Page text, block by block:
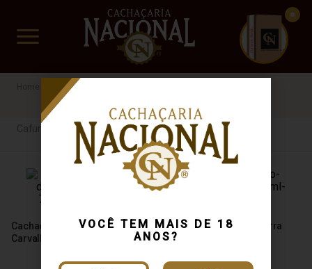
VOCÊ TEM MAIS DE 18
ANOS?
www.cachacarianacional.com.br
CUIDADO FRÁGIL
Cafundó da serra
Cafundó da serra
Cachaça Cafundó da Serra
Carvalho 700ml
Cachaça Cafundó da Serra
Prata 700ml